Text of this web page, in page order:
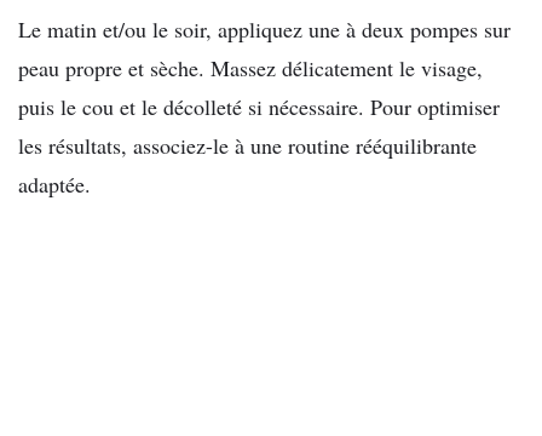
Le matin et/ou le soir, appliquez une à deux pompes sur
peau propre et sèche. Massez délicatement le visage,
puis le cou et le décolleté si nécessaire. Pour optimiser
les résultats, associez-le à une routine rééquilibrante
adaptée.